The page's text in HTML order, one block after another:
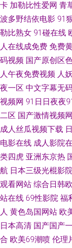
影 91视频精选 www
黄色 手机在线视91 伊
一二区 日韩色图 伊人
免费看 免费看片91n
丁香五月婷婷 综合另
夜剧场 丝袜AV影院 最
友AV在线 日本激情
线入口 九九精品久
wwwav亚洲 传媒视
卡 加勒比性爱网 青
波多野结依电影 91
勒比熟女 91碰在线
人在线成免费 免费
码视频 国产原创区
人午夜免费视频 人
夜一区 中文字幕无
视频网 91日日夜夜
二区 国产激情视频
成人丝瓜视频下载
电影在线 成人影院
类四虎 亚洲东京热
航 日本三级光棍影
观看网站 综合日韩
站在线 69性影院 福
人 黄色岛国网站 欧
日本高清 国产国产
合 欧美69潮喷 伦理